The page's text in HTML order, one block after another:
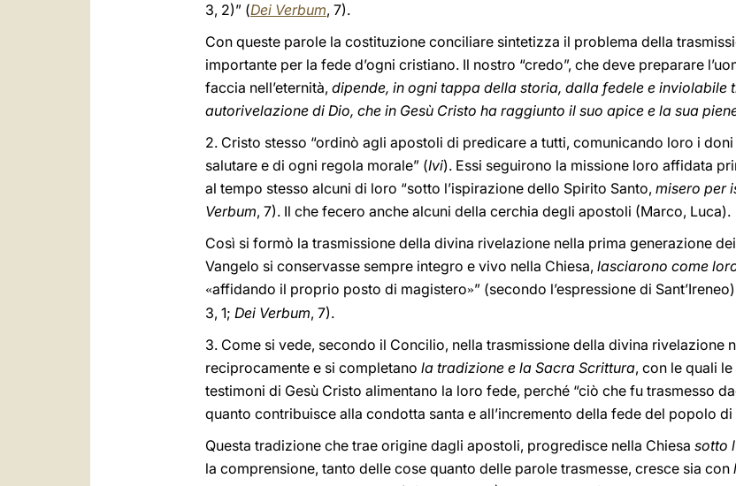
3, 2)” (Dei Verbum, 7).
Con queste parole la costituzione conciliare sintetizza il problema della
importante per la fede d’ogni cristiano. Il nostro “credo”, che deve preparare
faccia nell’eternità, dipende, in ogni tappa della storia, dalla fedele e inviolabile
autorivelazione di Dio, che in Gesù Cristo ha raggiunto il suo apice e la sua
2. Cristo stesso “ordinò agli apostoli di predicare a tutti, comunicando loro i
salutare e di ogni regola morale” (Ivi). Essi seguirono la missione loro affidata
al tempo stesso alcuni di loro “sotto l’ispirazione dello Spirito Santo, misero per
Verbum, 7). Il che fecero anche alcuni della cerchia degli apostoli (Marco, Luca).
Così si formò la trasmissione della divina rivelazione nella prima generazione
Vangelo si conservasse sempre integro e vivo nella Chiesa, lasciarono come
«affidando il proprio posto di magistero»” (secondo l’espressione di
3, 1; Dei Verbum, 7).
3. Come si vede, secondo il Concilio, nella trasmissione della divina rivelazione
reciprocamente e si completano la tradizione e la Sacra Scrittura, con le quali
testimoni di Gesù Cristo alimentano la loro fede, perché “ciò che fu trasmesso
quanto contribuisce alla condotta santa e all’incremento della fede del popolo di
Questa tradizione che trae origine dagli apostoli, progredisce nella Chiesa sotto
la comprensione, tanto delle cose quanto delle parole trasmesse, cresce sia con